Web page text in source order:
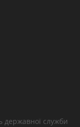
державної служби